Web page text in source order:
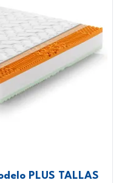
PLUS TALLAS